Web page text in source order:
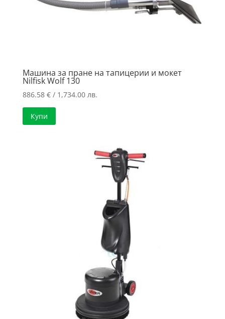
Машина за пране на тапицерии и мокет
Nilfisk Wolf 130
886.58 €/ 1,734.00 лв.
Купи